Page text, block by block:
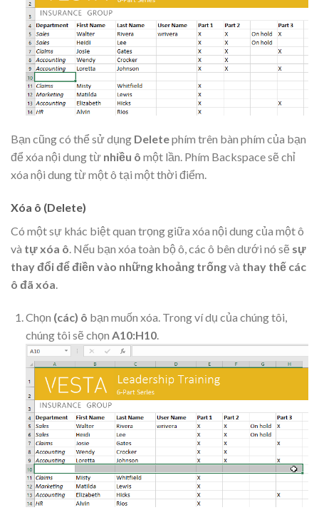
Bạn cũng có thể sử dụng Deletephím trên bàn phím của bạn
để xóa nội dung từ nhiều ô một lần. Phím Backspace sẽ chỉ
xóa nội dung từ một ô tại một thời điểm.
Xóa ô (Delete)
Có một sự khác biệt quan trọng giữa xóa nội dung của một ô
và tự xóa ô. Nếu bạn xóa toàn bộ ô, các ô bên dưới nó sẽ sự
thay đổiđể điền vào những khoảng trốngvà thay thế các
ô đã xóa.
Chọn (các) ô bạn muốn xóa. Trong ví dụ của chúng tôi,
chúng tôi sẽ chọn A10:H10.